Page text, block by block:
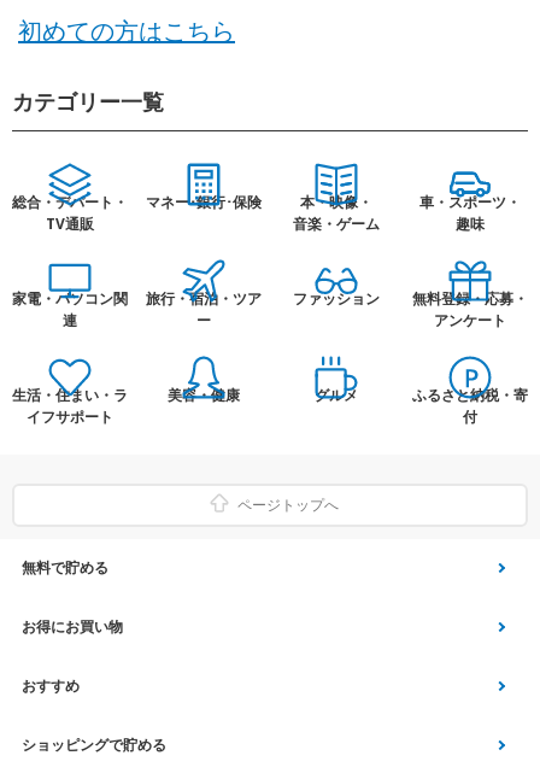
初めての方はこちら
カテゴリー一覧
総合・デパート・
TV通販
マネー･銀行･保険
本・映像・
音楽・ゲーム
車・スポーツ・
趣味
家電・パソコン関
連
旅行・宿泊・ツア
ー
ファッション
無料登録・応募・
アンケート
生活・住まい・ラ
イフサポート
美容・健康 グルメ
ふるさと納税・寄
付
ページトップへ
無料で貯める
ゲーム
Vアンケート
アプリ利用
お得にお買い物
Yahoo!ショッピング
Vサンプル
おすすめ
Vくじ
ショッピングで貯める